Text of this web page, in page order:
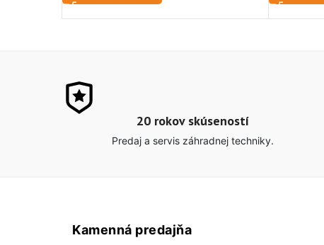
20 rokov skúseností
Predaj a servis záhradnej techniky.
Kamenná predajňa